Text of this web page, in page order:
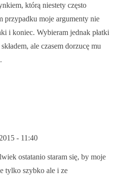
którą niestety często
przypadku moje argumenty nie
i koniec. Wybieram jednak płatki
ale czasem dorzucę mu
- 11:40
ostatanio staram się, by moje
tylko szybko ale i ze